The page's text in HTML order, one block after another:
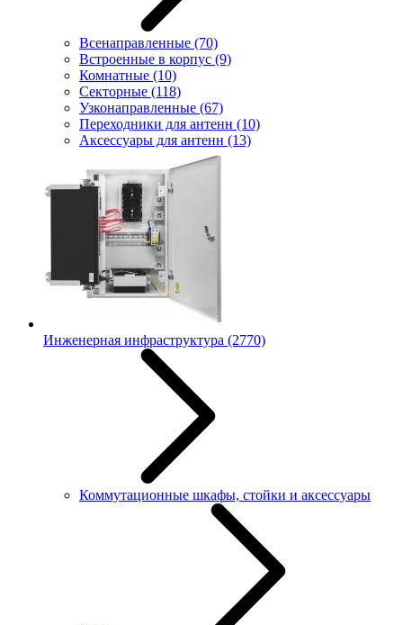
Всенаправленные (70)
Встроенные в корпус (9)
Комнатные (10)
Секторные (118)
Узконаправленные (67)
Переходники для антенн (10)
Аксессуары для антенн (13)
Инженерная инфраструктура (2770)
Коммутационные шкафы, стойки и аксессуары